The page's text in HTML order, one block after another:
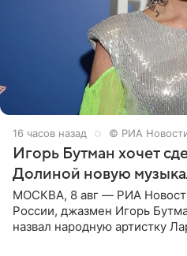
16 часов назад © РИА
Игорь Бутман хочет
Долиной новую
МОСКВА, 8 авг — РИА
России, джазмен Игорь
назвал народную артистку